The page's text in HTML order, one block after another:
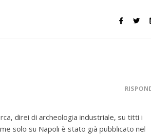
direi di archeologia industriale, su titti i
solo su Napoli è stato già pubblicato nel